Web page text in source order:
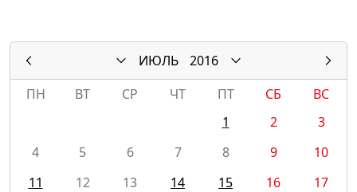
ИЮЛЬ
2016
ПН
ВТ СР ЧТ ПТ СБ
ВС
1
2
3
4
5 6 7 8 9
10
11
12 13 14 15 16
17